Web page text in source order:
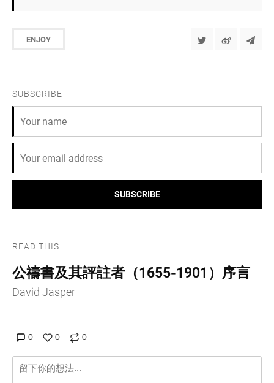
ENJOY
SUBSCRIBE
SUBSCRIBE
READ THIS
公禱書及其評註者（1655-1901）序言
David Jasper